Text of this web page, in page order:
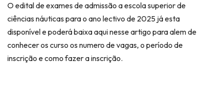
O edital de exames de admissão a escola superior de
ciências náuticas para o ano lectivo de 2025 já esta
disponível e poderá baixa aqui nesse artigo para alem de
conhecer os curso os numero de vagas, o período de
inscrição e como fazer a inscrição.